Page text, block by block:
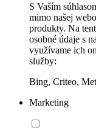
S Vaším
mimo našej
produkty. Na
osobné údaje s
využívame ich
služby:
Bing, Criteo,
Marketing